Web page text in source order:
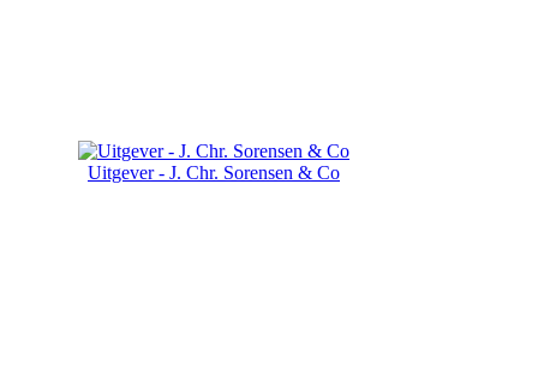
Uitgever - J. Chr. Sorensen & Co